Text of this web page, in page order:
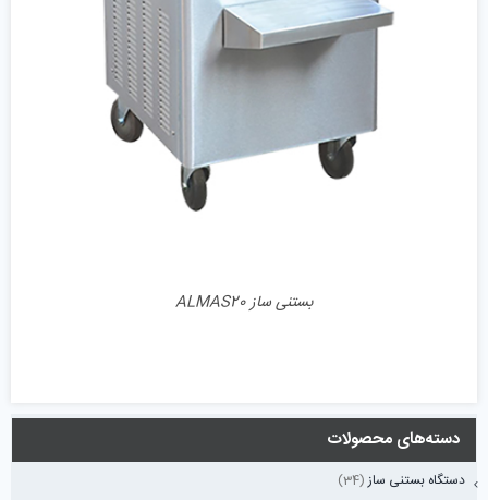
بستنی ساز ALMAS20
دسته‌های محصولات
دستگاه بستنی ساز (34)